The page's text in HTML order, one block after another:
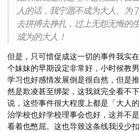
人的话，我宁愿不成为大人。为
去拼搏去挣扎，过上无怨无悔的
成为的大人！
但是，只可惜促成这一切的事件我实
个妹妹的早期设定非常好，小时候教
学习也好感情发展倒是很自然，但是
然是欺凌甚至绑架，这我就完全看不
说，这些事件很大程度上都是「大人
治学校也好学校理事会也好，这并不
看着也憋屈。这也导致这条线我没少